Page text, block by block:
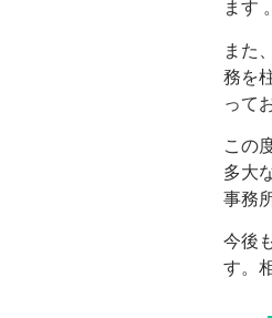
ます 。
また
務を
って
この
多大
事務
今後
す。